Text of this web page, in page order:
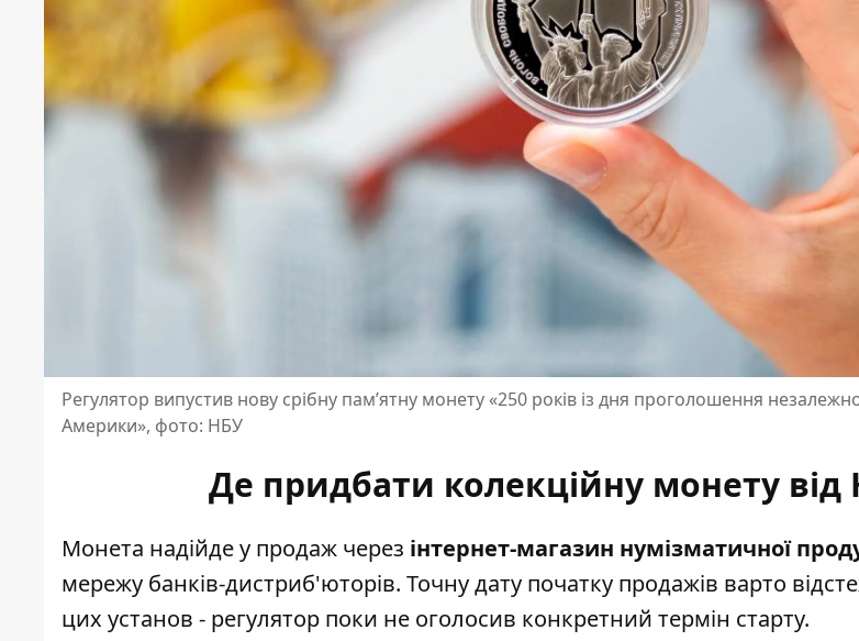
Регулятор випустив нову срібну пам’ятну монету «250 років із дня проголошення
Америки», фото: НБУ
Де придбати колекційну монету від
Монета надійде у продаж через інтернет-магазин нумізматичної
мережу банків-дистриб'юторів. Точну дату початку продажів варто
цих установ - регулятор поки не оголосив конкретний термін старту.